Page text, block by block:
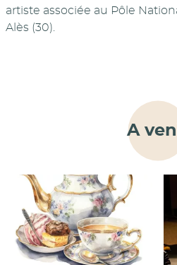
artiste associée au Pôle
Alès (30).
A